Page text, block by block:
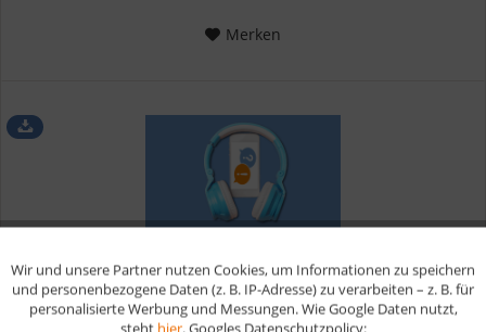
Merken
Funktionale Aktiv
Wir und unsere Partner nutzen Cookies, um Informationen zu speichern
und personenbezogene Daten (z. B. IP-Adresse) zu verarbeiten – z. B. für
personalisierte Werbung und Messungen. Wie Google Daten nutzt,
steht hier. Googles Datenschutzpolicy: